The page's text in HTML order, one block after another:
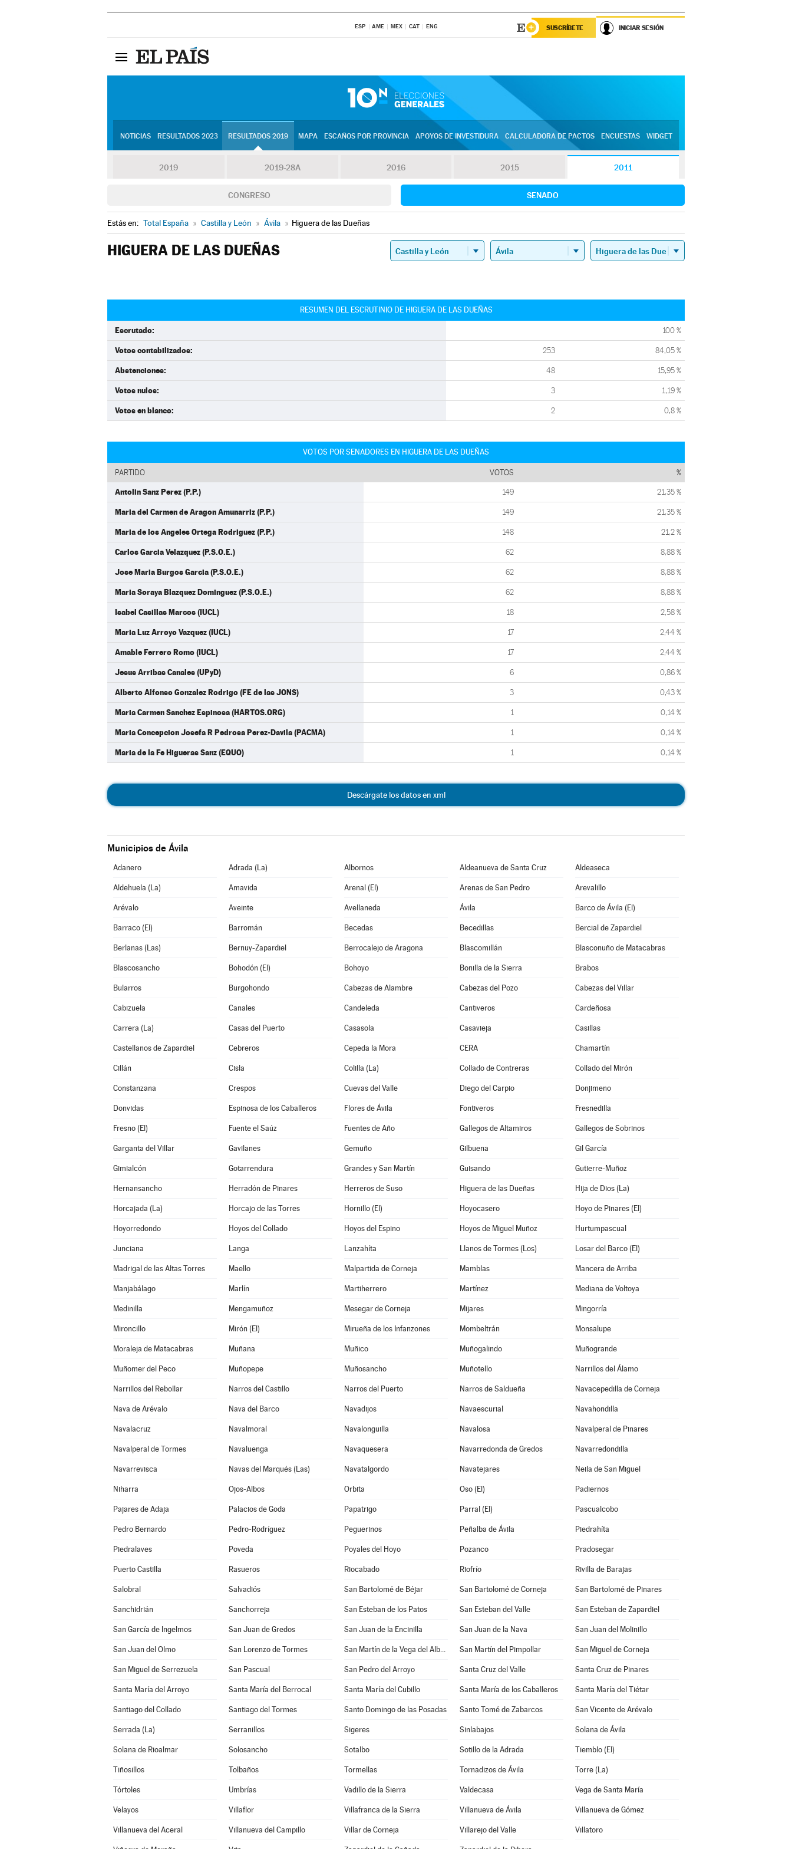
ESP AME MEX CAT ENG SUSCRÍBETE INICIAR SESIÓN
NOTICIAS RESULTADOS 2023 RESULTADOS 2019 MAPA ESCAÑOS POR PROVINCIA APOYOS DE INVESTIDURA CALCULADORA DE PACTOS ENCUESTAS WIDGET
2019 2019-28A 2016 2015 2011
CONGRESO SENADO
Estás en: Total España » Castilla y León » Ávila » Higuera de las Dueñas
HIGUERA DE LAS DUEÑAS
RESUMEN DEL ESCRUTINIO DE HIGUERA DE LAS DUEÑAS
Escrutado: 100 %
Votos contabilizados: 253 84,05 %
Abstenciones: 48 15,95 %
Votos nulos: 3 1,19 %
Votos en blanco: 2 0,8 %
VOTOS POR SENADORES EN HIGUERA DE LAS DUEÑAS
PARTIDO VOTOS %
Antolin Sanz Perez (P.P.) 149 21,35 %
Maria del Carmen de Aragon Amunarriz (P.P.) 149 21,35 %
Maria de los Angeles Ortega Rodriguez (P.P.) 148 21,2 %
Carlos Garcia Velazquez (P.S.O.E.) 62 8,88 %
Jose Maria Burgos Garcia (P.S.O.E.) 62 8,88 %
Maria Soraya Blazquez Dominguez (P.S.O.E.) 62 8,88 %
Isabel Casillas Marcos (IUCL) 18 2,58 %
Maria Luz Arroyo Vazquez (IUCL) 17 2,44 %
Amable Ferrero Romo (IUCL) 17 2,44 %
Jesus Arribas Canales (UPyD) 6 0,86 %
Alberto Alfonso Gonzalez Rodrigo (FE de las JONS) 3 0,43 %
Maria Carmen Sanchez Espinosa (HARTOS.ORG) 1 0,14 %
Maria Concepcion Josefa R Pedrosa Perez-Davila (PACMA) 1 0,14 %
Maria de la Fe Higueras Sanz (EQUO) 1 0,14 %
Descárgate los datos en xml
Municipios de Ávila
Adanero Adrada (La) Albornos Aldeanueva de Santa Cruz Aldeaseca
Aldehuela (La) Amavida Arenal (El) Arenas de San Pedro Arevalillo
Arévalo Aveinte Avellaneda Ávila Barco de Ávila (El)
Barraco (El) Barromán Becedas Becedillas Bercial de Zapardiel
Berlanas (Las) Bernuy-Zapardiel Berrocalejo de Aragona Blascomillán Blasconuño de Matacabras
Blascosancho Bohodón (El) Bohoyo Bonilla de la Sierra Brabos
Bularros Burgohondo Cabezas de Alambre Cabezas del Pozo Cabezas del Villar
Cabizuela Canales Candeleda Cantiveros Cardeñosa
Carrera (La) Casas del Puerto Casasola Casavieja Casillas
Castellanos de Zapardiel Cebreros Cepeda la Mora CERA Chamartín
Cillán Cisla Colilla (La) Collado de Contreras Collado del Mirón
Constanzana Crespos Cuevas del Valle Diego del Carpio Donjimeno
Donvidas Espinosa de los Caballeros Flores de Ávila Fontiveros Fresnedilla
Fresno (El) Fuente el Saúz Fuentes de Año Gallegos de Altamiros Gallegos de Sobrinos
Garganta del Villar Gavilanes Gemuño Gilbuena Gil García
Gimialcón Gotarrendura Grandes y San Martín Guisando Gutierre-Muñoz
Hernansancho Herradón de Pinares Herreros de Suso Higuera de las Dueñas Hija de Dios (La)
Horcajada (La) Horcajo de las Torres Hornillo (El) Hoyocasero Hoyo de Pinares (El)
Hoyorredondo Hoyos del Collado Hoyos del Espino Hoyos de Miguel Muñoz Hurtumpascual
Junciana Langa Lanzahíta Llanos de Tormes (Los) Losar del Barco (El)
Madrigal de las Altas Torres Maello Malpartida de Corneja Mamblas Mancera de Arriba
Manjabálago Marlín Martiherrero Martínez Mediana de Voltoya
Medinilla Mengamuñoz Mesegar de Corneja Mijares Mingorría
Mironcillo Mirón (El) Mirueña de los Infanzones Mombeltrán Monsalupe
Moraleja de Matacabras Muñana Muñico Muñogalindo Muñogrande
Muñomer del Peco Muñopepe Muñosancho Muñotello Narrillos del Álamo
Narrillos del Rebollar Narros del Castillo Narros del Puerto Narros de Saldueña Navacepedilla de Corneja
Nava de Arévalo Nava del Barco Navadijos Navaescurial Navahondilla
Navalacruz Navalmoral Navalonguilla Navalosa Navalperal de Pinares
Navalperal de Tormes Navaluenga Navaquesera Navarredonda de Gredos Navarredondilla
Navarrevisca Navas del Marqués (Las) Navatalgordo Navatejares Neila de San Miguel
Niharra Ojos-Albos Orbita Oso (El) Padiernos
Pajares de Adaja Palacios de Goda Papatrigo Parral (El) Pascualcobo
Pedro Bernardo Pedro-Rodríguez Peguerinos Peñalba de Ávila Piedrahíta
Piedralaves Poveda Poyales del Hoyo Pozanco Pradosegar
Puerto Castilla Rasueros Riocabado Riofrío Rivilla de Barajas
Salobral Salvadiós San Bartolomé de Béjar San Bartolomé de Corneja San Bartolomé de Pinares
Sanchidrián Sanchorreja San Esteban de los Patos San Esteban del Valle San Esteban de Zapardiel
San García de Ingelmos San Juan de Gredos San Juan de la Encinilla San Juan de la Nava San Juan del Molinillo
San Juan del Olmo San Lorenzo de Tormes San Martín de la Vega del Alberche San Martín del Pimpollar San Miguel de Corneja
San Miguel de Serrezuela San Pascual San Pedro del Arroyo Santa Cruz del Valle Santa Cruz de Pinares
Santa María del Arroyo Santa María del Berrocal Santa María del Cubillo Santa María de los Caballeros Santa María del Tiétar
Santiago del Collado Santiago del Tormes Santo Domingo de las Posadas Santo Tomé de Zabarcos San Vicente de Arévalo
Serrada (La) Serranillos Sigeres Sinlabajos Solana de Ávila
Solana de Rioalmar Solosancho Sotalbo Sotillo de la Adrada Tiemblo (El)
Tiñosillos Tolbaños Tormellas Tornadizos de Ávila Torre (La)
Tórtoles Umbrías Vadillo de la Sierra Valdecasa Vega de Santa María
Velayos Villaflor Villafranca de la Sierra Villanueva de Ávila Villanueva de Gómez
Villanueva del Aceral Villanueva del Campillo Villar de Corneja Villarejo del Valle Villatoro